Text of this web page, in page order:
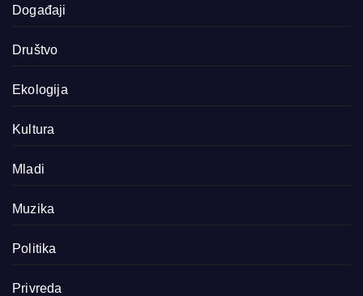
Događaji
Društvo
Ekologija
Kultura
Mladi
Muzika
Politika
Privreda